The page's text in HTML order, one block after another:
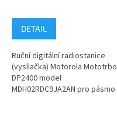
DETAIL
Ruční digitální radiostanice
(vysílačka) Motorola Mototrbo
DP2400 model
MDH02RDC9JA2AN pro pásmo